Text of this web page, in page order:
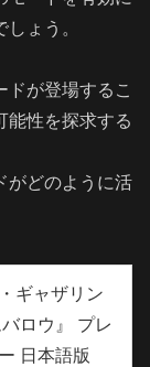
ょう。
ドが登場するこ
能性を探求する
がどのように活
ギャザリン
ロウ』 プレ
日本語版